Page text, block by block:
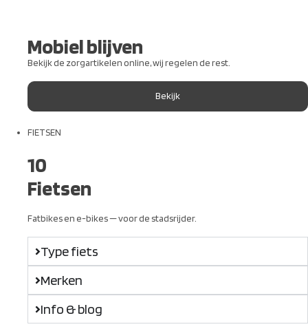
Mobiel blijven
Bekijk de zorgartikelen online, wij regelen de rest.
Bekijk
FIETSEN
10
Fietsen
Fatbikes en e-bikes — voor de stadsrijder.
Type fiets
Merken
Info & blog